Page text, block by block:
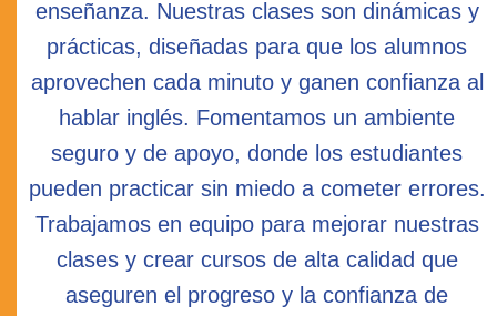
enseñanza. Nuestras clases son dinámicas y
prácticas, diseñadas para que los alumnos
aprovechen cada minuto y ganen confianza al
hablar inglés. Fomentamos un ambiente
seguro y de apoyo, donde los estudiantes
pueden practicar sin miedo a cometer errores.
Trabajamos en equipo para mejorar nuestras
clases y crear cursos de alta calidad que
aseguren el progreso y la confianza de